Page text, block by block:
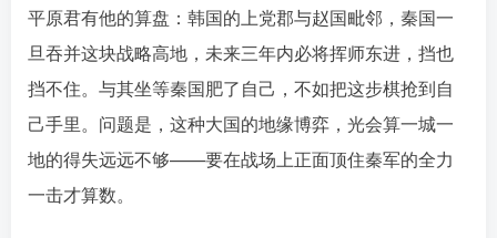
平原君有他的算盘：韩国的上党郡与赵国毗邻，秦国一
旦吞并这块战略高地，未来三年内必将挥师东进，挡也
挡不住。与其坐等秦国肥了自己，不如把这步棋抢到自
己手里。问题是，这种大国的地缘博弈，光会算一城一
地的得失远远不够——要在战场上正面顶住秦军的全力
一击才算数。󠄹󠅀󠄪󠄢󠄡󠄦󠄞󠄧󠄣󠄞󠄢󠄡󠄦󠄞󠄡󠄩󠅬󠅅󠅃󠄵󠅂󠄪󠅗󠅥󠅕󠅣󠅤󠅬󠅄󠄹󠄽󠄵󠄪󠄢󠄠󠄢󠄦󠄝󠄠󠄨󠄝󠄠󠄨󠄐󠄠󠄨󠄪󠄥󠄤󠄪󠄤󠄣󠅬󠅨󠅙󠅑󠅟󠅗󠅒󠄞󠅓󠅟󠅝󠄐󠇕󠆠󠅿󠇖󠆄󠆩󠇕󠅿󠆈󠇗󠆭󠆁󠄐󠇗󠅹󠅸󠇖󠆍󠅳󠇖󠅹󠅰󠇖󠆌󠅹